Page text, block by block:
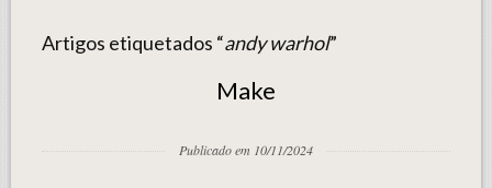
Artigos etiquetados “andy warhol”
Make
Publicado em 10/11/2024